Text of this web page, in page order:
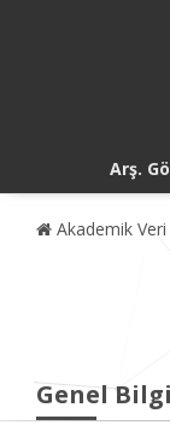
Arş.
Akademik
Genel